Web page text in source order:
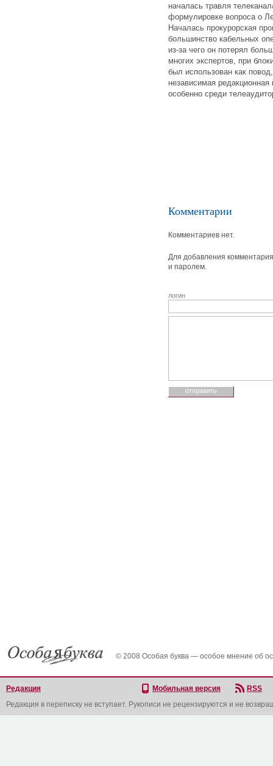
началась травля
формулировке вопроса о
Началась прокурорская
большинство кабельных
из-за чего он потерял
многих экспертов, при
был использован как
независимая
особенно среди
Комментарии
Комментариев нет.
Для добавления
и паролем.
логин
© 2008 Особая буква — особое мнение об
Редакция Мобильная версия
RSS
Редакция в переписку не вступает. Рукописи не рецензируются и не